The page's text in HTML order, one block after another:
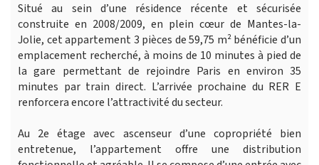
Situé au sein d’une résidence récente et sécurisée
construite en 2008/2009, en plein cœur de Mantes-la-
Jolie, cet appartement 3 pièces de 59,75 m² bénéficie d’un
emplacement recherché, à moins de 10 minutes à pied de
la gare permettant de rejoindre Paris en environ 35
minutes par train direct. L’arrivée prochaine du RER E
renforcera encore l’attractivité du secteur.
Au 2e étage avec ascenseur d’une copropriété bien
entretenue, l’appartement offre une distribution